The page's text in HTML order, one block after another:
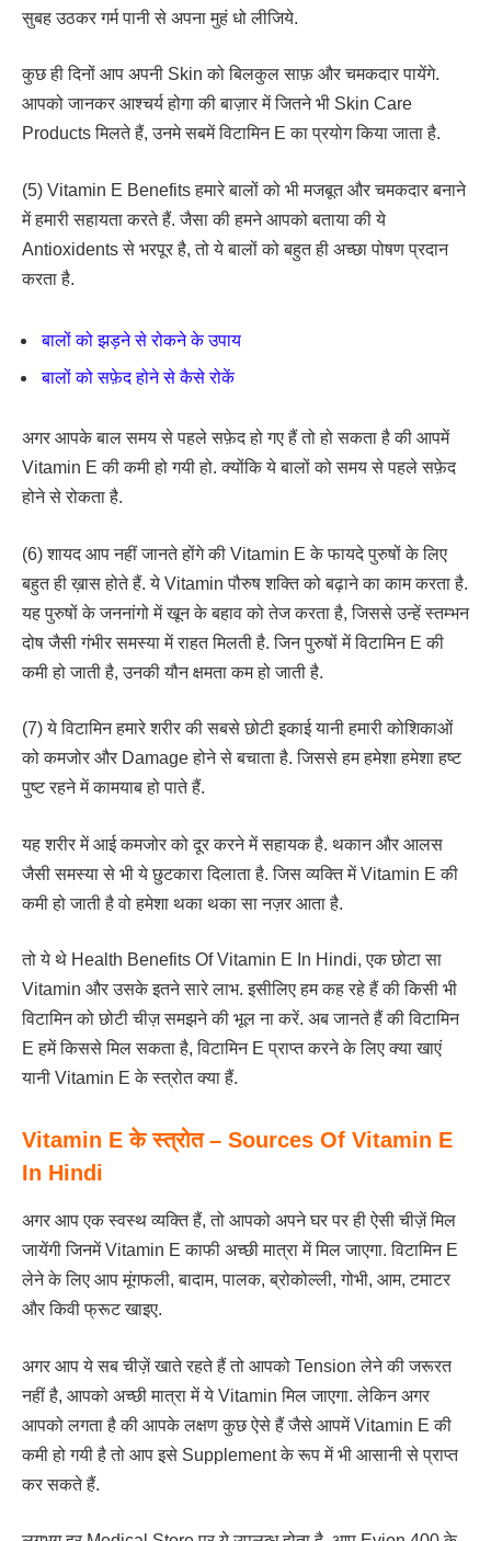
सुबह उठकर गर्म पानी से अपना मुहं धो लीजिये.
कुछ ही दिनों आप अपनी Skin को बिलकुल साफ़ और चमकदार पायेंगे.
आपको जानकर आश्चर्य होगा की बाज़ार में जितने भी Skin Care
Products मिलते हैं, उनमे सबमें विटामिन E का प्रयोग किया जाता है.
(5) Vitamin E Benefits हमारे बालों को भी मजबूत और चमकदार बनाने
में हमारी सहायता करते हैं. जैसा की हमने आपको बताया की ये
Antioxidents से भरपूर है, तो ये बालों को बहुत ही अच्छा पोषण प्रदान
करता है.
बालों को झड़ने से रोकने के उपाय
बालों को सफ़ेद होने से कैसे रोकें
अगर आपके बाल समय से पहले सफ़ेद हो गए हैं तो हो सकता है की आपमें
Vitamin E की कमी हो गयी हो. क्योंकि ये बालों को समय से पहले सफ़ेद
होने से रोकता है.
(6) शायद आप नहीं जानते होंगे की Vitamin E के फायदे पुरुषों के लिए
बहुत ही ख़ास होते हैं. ये Vitamin पौरुष शक्ति को बढ़ाने का काम करता है.
यह पुरुषों के जननांगो में खून के बहाव को तेज करता है, जिससे उन्हें स्तम्भन
दोष जैसी गंभीर समस्या में राहत मिलती है. जिन पुरुषों में विटामिन E की
कमी हो जाती है, उनकी यौन क्षमता कम हो जाती है.
(7) ये विटामिन हमारे शरीर की सबसे छोटी इकाई यानी हमारी कोशिकाओं
को कमजोर और Damage होने से बचाता है. जिससे हम हमेशा हमेशा हष्ट
पुष्ट रहने में कामयाब हो पाते हैं.
यह शरीर में आई कमजोर को दूर करने में सहायक है. थकान और आलस
जैसी समस्या से भी ये छुटकारा दिलाता है. जिस व्यक्ति में Vitamin E की
कमी हो जाती है वो हमेशा थका थका सा नज़र आता है.
तो ये थे Health Benefits Of Vitamin E In Hindi, एक छोटा सा
Vitamin और उसके इतने सारे लाभ. इसीलिए हम कह रहे हैं की किसी भी
विटामिन को छोटी चीज़ समझने की भूल ना करें. अब जानते हैं की विटामिन
E हमें किससे मिल सकता है, विटामिन E प्राप्त करने के लिए क्या खाएं
यानी Vitamin E के स्त्रोत क्या हैं.
Vitamin E के स्त्रोत – Sources Of Vitamin E
In Hindi
अगर आप एक स्वस्थ व्यक्ति हैं, तो आपको अपने घर पर ही ऐसी चीज़ें मिल
जायेंगी जिनमें Vitamin E काफी अच्छी मात्रा में मिल जाएगा. विटामिन E
लेने के लिए आप मूंगफली, बादाम, पालक, ब्रोकोल्ली, गोभी, आम, टमाटर
और किवी फ्रूट खाइए.
अगर आप ये सब चीज़ें खाते रहते हैं तो आपको Tension लेने की जरूरत
नहीं है, आपको अच्छी मात्रा में ये Vitamin मिल जाएगा. लेकिन अगर
आपको लगता है की आपके लक्षण कुछ ऐसे हैं जैसे आपमें Vitamin E की
कमी हो गयी है तो आप इसे Supplement के रूप में भी आसानी से प्राप्त
कर सकते हैं.